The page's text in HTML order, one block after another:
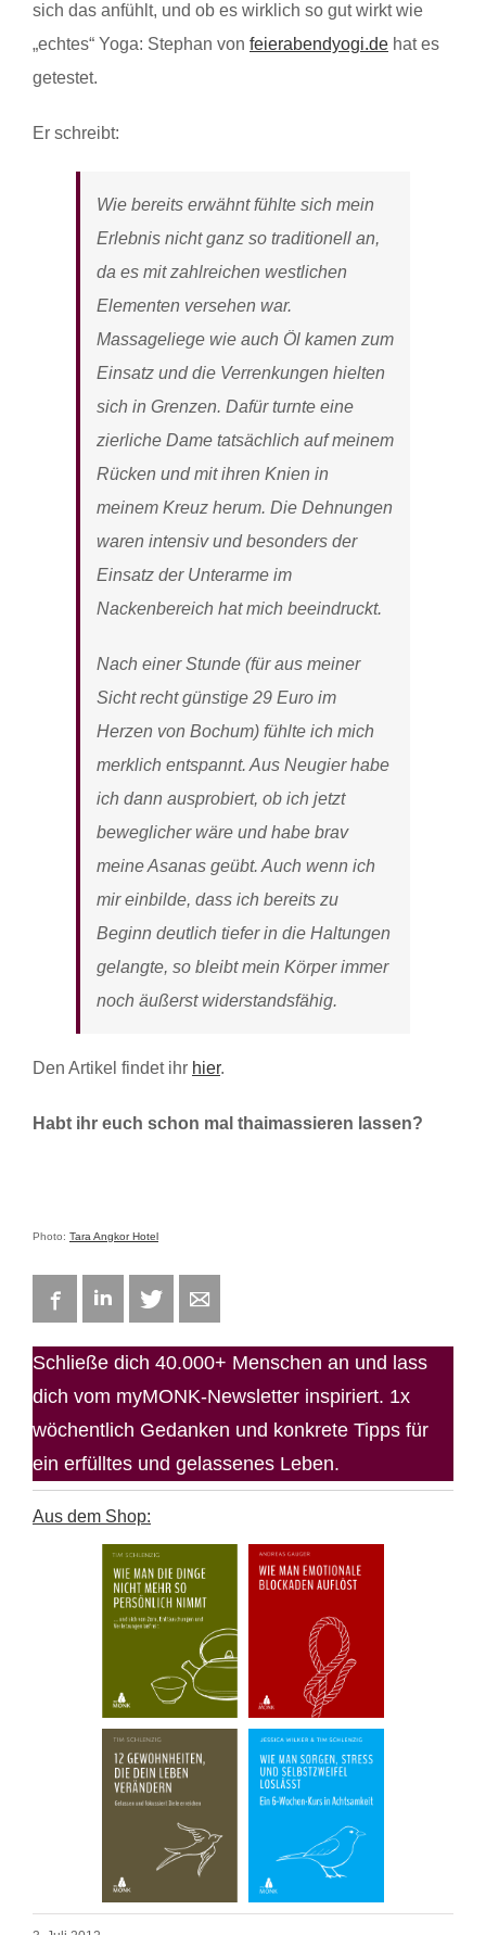
sich das anfühlt, und ob es wirklich so gut wirkt wie
„echtes“ Yoga: Stephan von feierabendyogi.de hat es
getestet.
Er schreibt:
Wie bereits erwähnt fühlte sich mein
Erlebnis nicht ganz so traditionell an,
da es mit zahlreichen westlichen
Elementen versehen war.
Massageliege wie auch Öl kamen zum
Einsatz und die Verrenkungen hielten
sich in Grenzen. Dafür turnte eine
zierliche Dame tatsächlich auf meinem
Rücken und mit ihren Knien in
meinem Kreuz herum. Die Dehnungen
waren intensiv und besonders der
Einsatz der Unterarme im
Nackenbereich hat mich beeindruckt.
Nach einer Stunde (für aus meiner
Sicht recht günstige 29 Euro im
Herzen von Bochum) fühlte ich mich
merklich entspannt. Aus Neugier habe
ich dann ausprobiert, ob ich jetzt
beweglicher wäre und habe brav
meine Asanas geübt. Auch wenn ich
mir einbilde, dass ich bereits zu
Beginn deutlich tiefer in die Haltungen
gelangte, so bleibt mein Körper immer
noch äußerst widerstandsfähig.
Den Artikel findet ihr hier.
Habt ihr euch schon mal thaimassieren lassen?
Photo: Tara Angkor Hotel
FacebookLinkedIn Twitter
Schließe dich 40.000+ Menschen an und lass
dich vom myMONK-Newsletter inspiriert. 1x
wöchentlich Gedanken und konkrete Tipps für
ein erfülltes und gelassenes Leben.
Aus dem Shop: